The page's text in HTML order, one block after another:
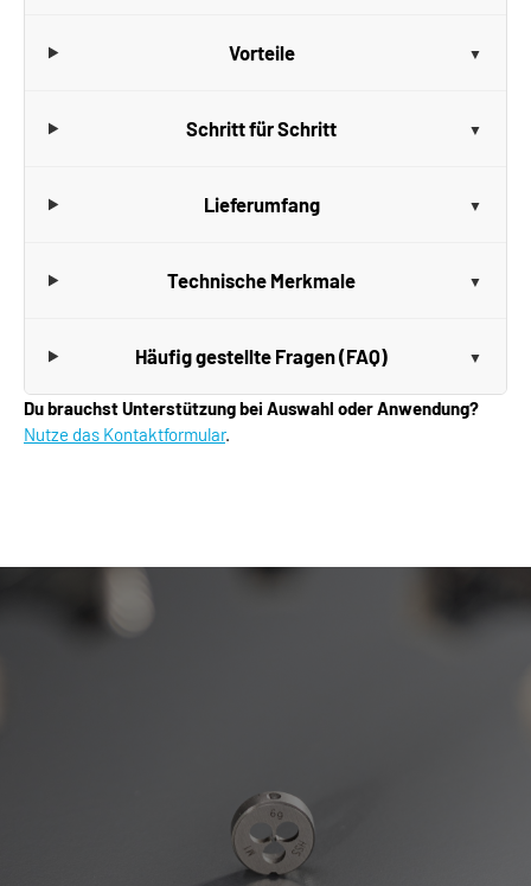
Vorteile
Schritt für Schritt
Lieferumfang
Technische Merkmale
Häufig gestellte Fragen (FAQ)
Du brauchst Unterstützung bei Auswahl oder Anwendung?
Nutze das Kontaktformular.